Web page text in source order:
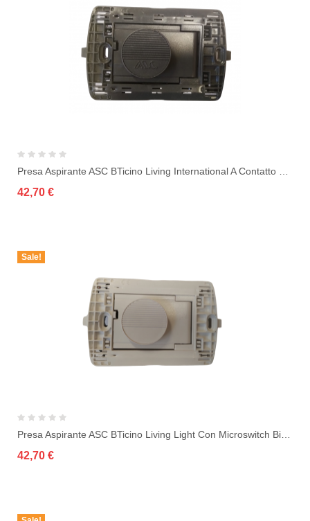
42,70 €
Sale!
42,70 €